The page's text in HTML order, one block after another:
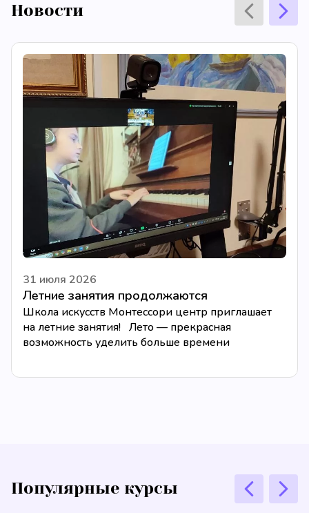
Новости
31 июля 2026
Летние занятия продолжаются
Школа искусств Монтессори центр приглашает
на летние занятия! Лето — прекрасная
возможность уделить больше времени
Популярные курсы